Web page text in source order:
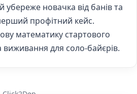
убереже новачка від банів та
профітний кейс.
математику стартового
для соло-байєрів.